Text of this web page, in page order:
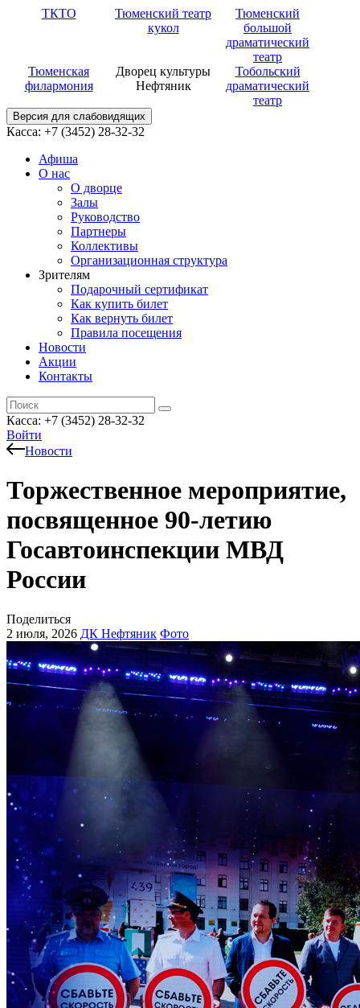
ТКТО
Тюменский театр
кукол
Тюменский
большой
драматический
театр
Тюменская
филармония
Дворец культуры
Нефтяник
Тобольский
драматический
театр
Версия для слабовидящих
Касса: +7 (3452) 28-32-32
Афиша
О нас
О дворце
Залы
Руководство
Партнеры
Коллективы
Организационная структура
Зрителям
Подарочный сертификат
Как купить билет
Как вернуть билет
Правила посещения
Новости
Акции
Контакты
Касса: +7 (3452) 28-32-32
Войти
Новости
Торжественное мероприятие,
посвященное 90-летию
Госавтоинспекции МВД
России
Поделиться
2 июля, 2026 ДК Нефтяник Фото